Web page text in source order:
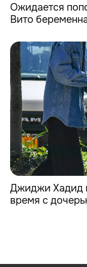
Ожидается
Вито
Джиджи Хадид
время с